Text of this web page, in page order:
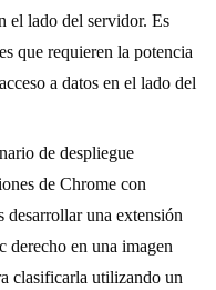
el lado del servidor. Es
que requieren la potencia
a datos en el lado del
de despliegue
de Chrome con
desarrollar una extensión
derecho en una imagen
clasificarla utilizando un